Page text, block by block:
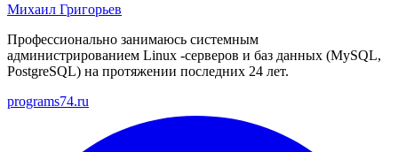
Михаил Григорьев
Профессионально занимаюсь системным
администрированием Linux -серверов и баз данных (MySQL,
PostgreSQL) на протяжении последних 24 лет.
programs74.ru